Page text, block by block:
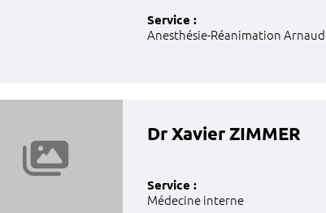
Service :
Anesthésie-Réanimation
Dr Xavier ZIMMER
Service :
Médecine interne